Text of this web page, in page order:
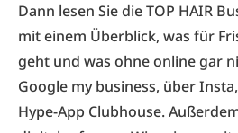
Dann lesen Sie die TOP HAIR
mit einem Überblick, was für
geht und was ohne online gar
Google my business, über
Hype-App Clubhouse.